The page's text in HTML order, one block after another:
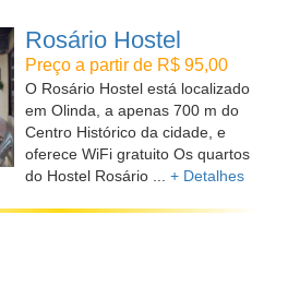
Rosário Hostel
Preço a partir de R$ 95,00
O Rosário Hostel está localizado
em Olinda, a apenas 700 m do
Centro Histórico da cidade, e
oferece WiFi gratuito Os quartos
do Hostel Rosário ... + Detalhes